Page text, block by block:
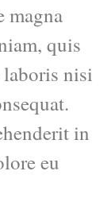
magna
quis
nisi
in
eu